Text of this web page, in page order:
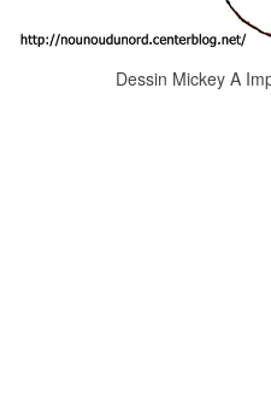
Dessin Mickey A